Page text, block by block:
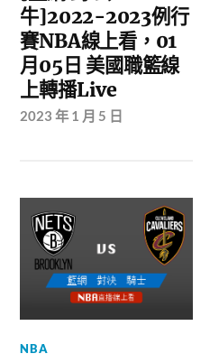
牛]2022-2023例行
賽NBA線上看，01
月05日 美國職籃線
上轉播Live
2023 年 1 月 5 日
NBA